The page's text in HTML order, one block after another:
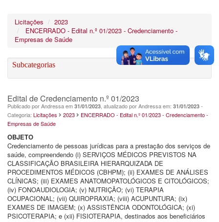
Licitações
2023
ENCERRADO - Edital n.º 01/2023 - Credenciamento -
Empresas de Saúde
Subcategorias
Edital de Credenciamento n.º 01/2023
Publicado por Andressa em 31/01/2023 , atualizado por Andressa em: 31/01/2023 -
Categoria: Licitações 2023
ENCERRADO - Edital n.º 01/2023 - Credenciamento -
Empresas de Saúde
OBJETO
Credenciamento de pessoas jurídicas para a prestação dos serviços de
saúde, compreendendo (i) SERVIÇOS MÉDICOS PREVISTOS NA
CLASSIFICAÇÃO BRASILEIRA HIERARQUIZADA DE
PROCEDIMENTOS MÉDICOS (CBHPM); (ii) EXAMES DE ANÁLISES
CLÍNICAS; (iii) EXAMES ANATOMOPATOLÓGICOS E CITOLÓGICOS;
(iv) FONOAUDIOLOGIA; (v) NUTRIÇÃO; (vi) TERAPIA
OCUPACIONAL; (vii) QUIROPRAXIA; (viii) ACUPUNTURA; (ix)
EXAMES DE IMAGEM; (x) ASSISTÊNCIA ODONTOLÓGICA; (xi)
PSICOTERAPIA; e (xii) FISIOTERAPIA, destinados aos beneficiários